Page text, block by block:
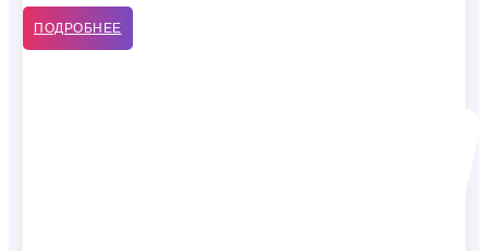
ПОДРОБНЕЕ